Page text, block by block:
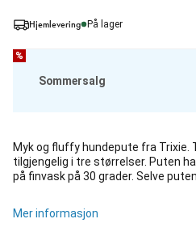
Hjemlevering På lager
%
Sommersalg
Myk og fluffy hundepute fra Trixie.
tilgjengelig i tre størrelser. Puten
på finvask på 30 grader. Selve
Mer informasjon